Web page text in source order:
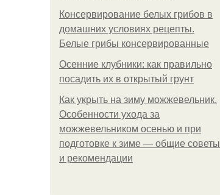
Консервирование белых грибов в
домашних условиях рецепты.
Белые грибы консервированные
Осенние клубники: как правильно
посадить их в открытый грунт
Как укрыть на зиму можжевельник.
Особенности ухода за
можжевельником осенью и при
подготовке к зиме — общие советы
и рекомендации